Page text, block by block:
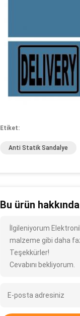
Etiket:
Anti Statik Sandalye
Bu ürün
İlgileniyorum
malzeme gibi daha
Teşekkürler!
Cevabını bekliyorum.